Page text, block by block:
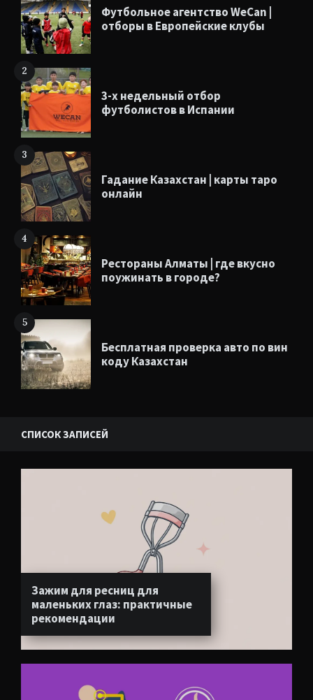
Футбольное агентство WeCan |
отборы в Европейские клубы
2
3-х недельный отбор
футболистов в Испании
3
Гадание Казахстан | карты таро
онлайн
4
Рестораны Алматы | где вкусно
поужинать в городе?
5
Бесплатная проверка авто по вин
коду Казахстан
СПИСОК ЗАПИСЕЙ
Зажим для ресниц для
маленьких глаз: практичные
рекомендации